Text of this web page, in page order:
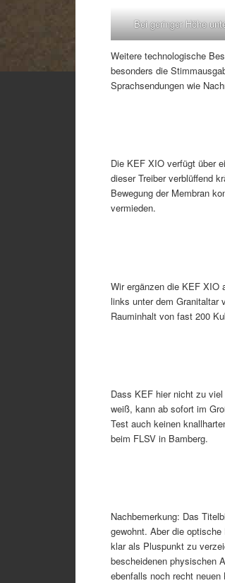
Bei geringer Höhe
Weitere technologische
besonders die
Sprachsendungen wie
Die KEF XIO verfügt über
dieser Treiber verblüffend
Bewegung der Membran
vermieden.
Wir ergänzen die KEF XIO
links unter dem Granitaltar
Rauminhalt von fast 200
Dass KEF hier nicht zu
weiß, kann ab sofort im
Test auch keinen
beim FLSV in Bamberg.
Nachbemerkung: Das
gewohnt. Aber die
klar als Pluspunkt zu
bescheidenen physischen
ebenfalls noch recht neuen